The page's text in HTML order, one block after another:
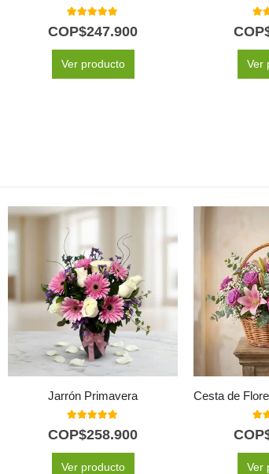
5.00
COP$247.900
Ver producto
5.00
Ver
Jarrón Primavera
5.00
COP$258.900
Ver producto
5.00
Ver